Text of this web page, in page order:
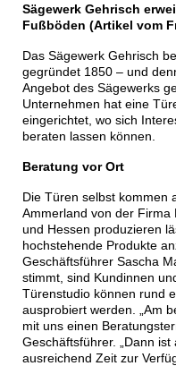
Sägewerk Gehrisch
Fußböden (Artikel vom
Das Sägewerk Gehrisch
gegründet 1850 – und
Angebot des Sägewerks
Unternehmen hat eine
eingerichtet, wo sich
beraten lassen können.
Beratung vor Ort
Die Türen selbst kommen
Ammerland von der Firma
und Hessen produzieren
hochstehende Produkte
Geschäftsführer Sascha
stimmt, sind Kundinnen
Türenstudio können rund
ausprobiert werden. „Am
mit uns einen
Geschäftsführer. „Dann
ausreichend Zeit zur